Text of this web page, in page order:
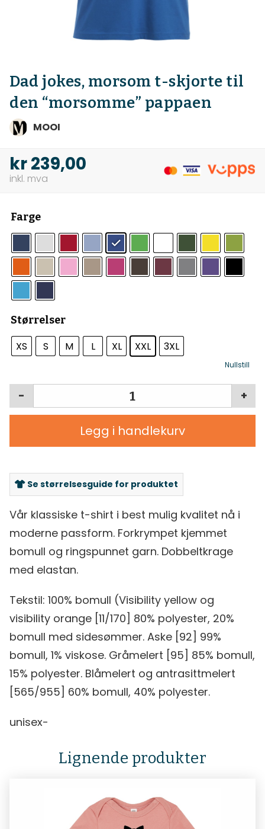
Dad jokes, morsom t-skjorte til
den “morsomme” pappaen
MOOI
kr239,00
Farge
Størrelser
XS S M L XL XXL 3XL
Nullstill
+
-
Legg i handlekurv
Se størrelsesguide for produktet
Vår klassiske t-shirt i best mulig kvalitet nå i
moderne passform. Forkrympet kjemmet
bomull og ringspunnet garn. Dobbeltkrage
med elastan.
Tekstil: 100% bomull (Visibility yellow og
visibility orange [11/170] 80% polyester, 20%
bomull med sidesømmer. Aske [92] 99%
bomull, 1% viskose. Gråmelert [95] 85% bomull,
15% polyester. Blåmelert og antrasittmelert
[565/955] 60% bomull, 40% polyester.
unisex-
Lignende produkter